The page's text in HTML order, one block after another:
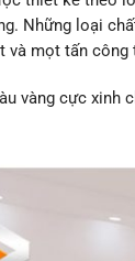
Những loại
và mọt tấn
vàng cực xinh